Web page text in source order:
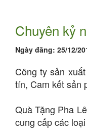
Chuyên kỷ
Ngày đăng: 25/12/
Công ty sản
tín, Cam kết sản
Quà Tặng Pha
cung cấp các